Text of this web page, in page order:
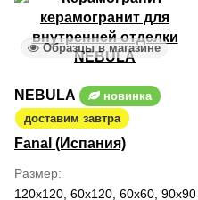
Образцы в магазине
NEBULA
новинка
доставим завтра
Fanal (Испания)
Размер
120x120, 60x120, 60x60, 90x90